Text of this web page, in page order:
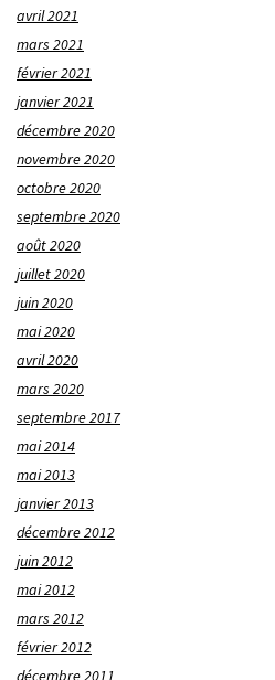
avril 2021
mars 2021
février 2021
janvier 2021
décembre 2020
novembre 2020
octobre 2020
septembre 2020
août 2020
juillet 2020
juin 2020
mai 2020
avril 2020
mars 2020
septembre 2017
mai 2014
mai 2013
janvier 2013
décembre 2012
juin 2012
mai 2012
mars 2012
février 2012